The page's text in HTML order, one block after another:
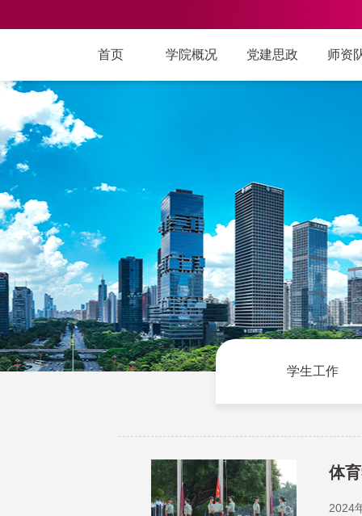
首页 学院概况 党建思政 师资
体
2024
学生工作